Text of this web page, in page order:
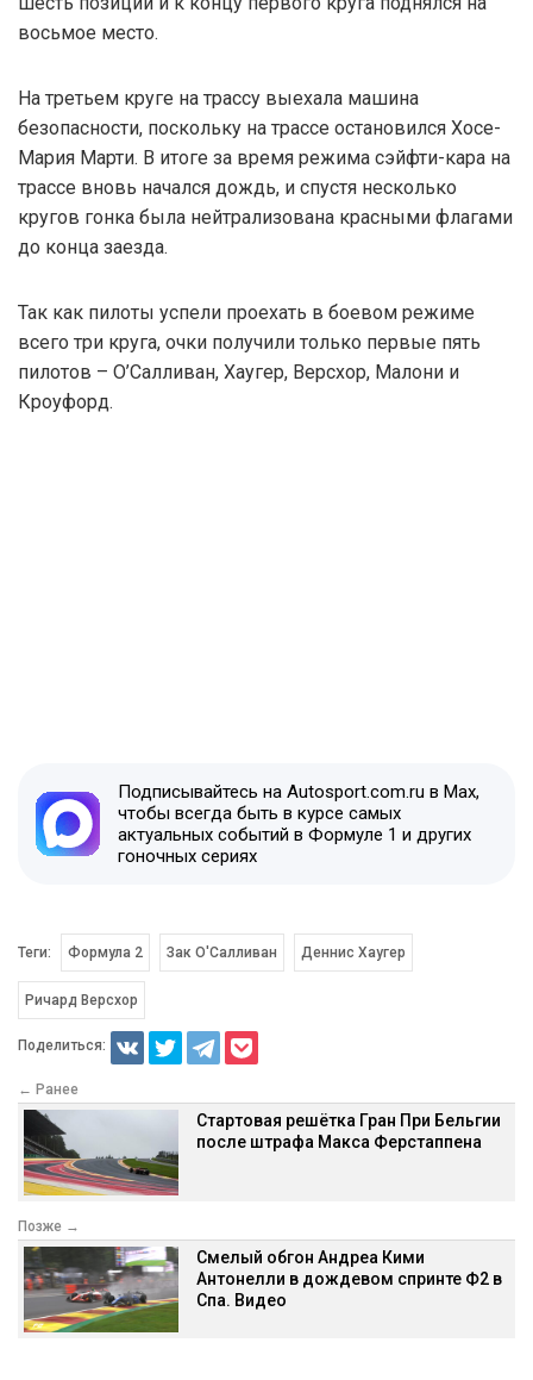
восьмое место.
На третьем круге на трассу выехала машина
безопасности, поскольку на трассе остановился Хосе-
Мария Марти. В итоге за время режима сэйфти-кара на
трассе вновь начался дождь, и спустя несколько
кругов гонка была нейтрализована красными флагами
до конца заезда.
Так как пилоты успели проехать в боевом режиме
всего три круга, очки получили только первые пять
пилотов – О’Салливан, Хаугер, Версхор, Малони и
Кроуфорд.
Подписывайтесь на Autosport.com.ru в Max,
чтобы всегда быть в курсе самых
актуальных событий в Формуле 1 и других
гоночных сериях
Теги: Формула 2 Зак О'Салливан Деннис Хаугер
Ричард Версхор
Поделиться:
← Ранее
Стартовая решётка Гран При Бельгии
после штрафа Макса Ферстаппена
Позже →
Смелый обгон Андреа Кими
Антонелли в дождевом спринте Ф2 в
Спа. Видео